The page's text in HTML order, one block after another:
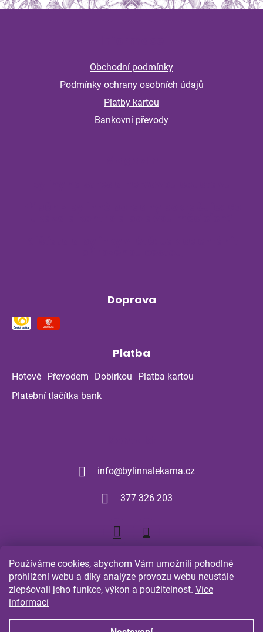
Používáme cookies, abychom Vám umožnili pohodlné
prohlížení webu a díky analýze provozu webu neustále
zlepšovali jeho funkce, výkon a použitelnost. Více
informací
Z
Obchodní podmínky
Podmínky ochrany osobních údajů
Platby kartou
Bankovní převody
Doprava
Platba
Hotově Převodem Dobírkou
Platba kartou
Platební tlačítka bank
info@bylinnalekarna.cz
377 326 203
Shoptet.cz Comgate.cz